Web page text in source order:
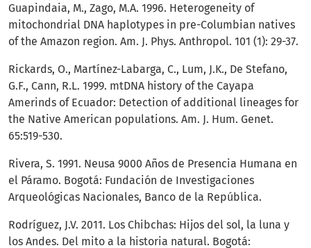
Guapindaia, M., Zago, M.A. 1996. Heterogeneity of
mitochondrial DNA haplotypes in pre-Columbian natives
of the Amazon region. Am. J. Phys. Anthropol. 101 (1): 29-37.
Rickards, O., Martínez-Labarga, C., Lum, J.K., De Stefano,
G.F., Cann, R.L. 1999. mtDNA history of the Cayapa
Amerinds of Ecuador: Detection of additional lineages for
the Native American populations. Am. J. Hum. Genet.
65:519-530.
Rivera, S. 1991. Neusa 9000 Años de Presencia Humana en
el Páramo. Bogotá: Fundación de Investigaciones
Arqueológicas Nacionales, Banco de la República.
Rodríguez, J.V. 2011. Los Chibchas: Hijos del sol, la luna y
los Andes. Del mito a la historia natural. Bogotá: